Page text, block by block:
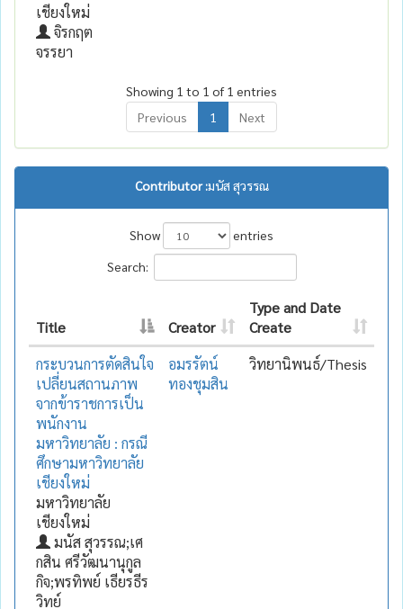
เชียงใหม่
จิรกฤต
จรรยา
Showing 1 to 1 of 1 entries
Previous
1 Next
Contributor :มนัส สุวรรณ
Show
entries
Search:
Title Creator
Type and Date
Create
กระบวนการตัดสินใจ
เปลี่ยนสถานภาพ
จากข้าราชการเป็น
พนักงาน
มหาวิทยาลัย : กรณี
ศึกษามหาวิทยาลัย
เชียงใหม่
มหาวิทยาลัย
เชียงใหม่
มนัส สุวรรณ;เศ
กสิน ศรีวัฒนานุกูล
กิจ;พรทิพย์ เธียรธีร
วิทย์
อมรรัตน์
ทองชุมสิน
วิทยานิพนธ์/Thesis